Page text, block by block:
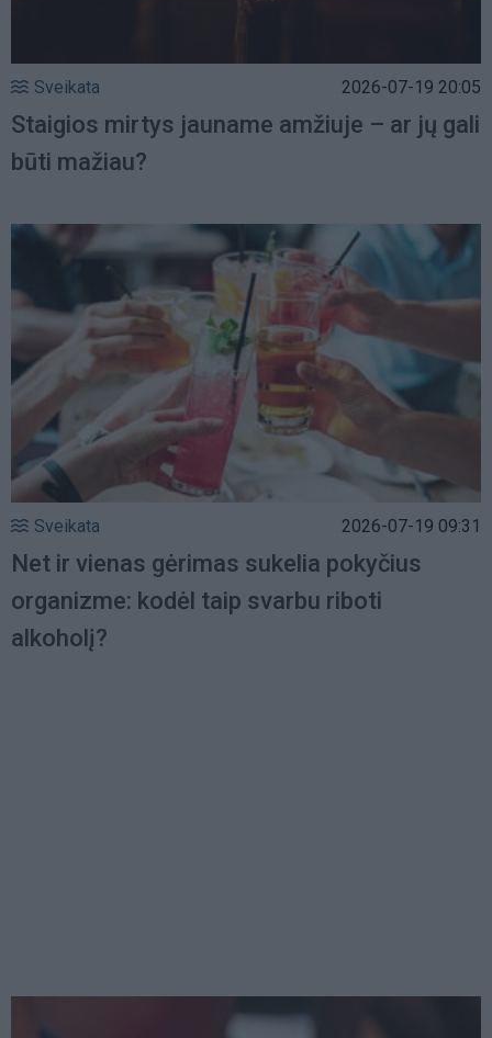
Sveikata 2026-07-19 20:05
Staigios mirtys jauname amžiuje – ar jų gali
būti mažiau?
Sveikata 2026-07-19 09:31
Net ir vienas gėrimas sukelia pokyčius
organizme: kodėl taip svarbu riboti
alkoholį?